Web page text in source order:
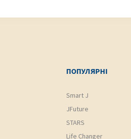
ПОПУЛЯРНІ
Smart J
JFuture
STARS
Life Changer